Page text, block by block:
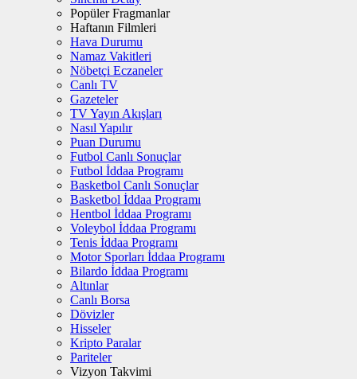
Popüler Fragmanlar
Haftanın Filmleri
Hava Durumu
Namaz Vakitleri
Nöbetçi Eczaneler
Canlı TV
Gazeteler
TV Yayın Akışları
Nasıl Yapılır
Puan Durumu
Futbol Canlı Sonuçlar
Futbol İddaa Programı
Basketbol Canlı Sonuçlar
Basketbol İddaa Programı
Hentbol İddaa Programı
Voleybol İddaa Programı
Tenis İddaa Programı
Motor Sporları İddaa Programı
Bilardo İddaa Programı
Altınlar
Canlı Borsa
Dövizler
Hisseler
Kripto Paralar
Pariteler
Vizyon Takvimi